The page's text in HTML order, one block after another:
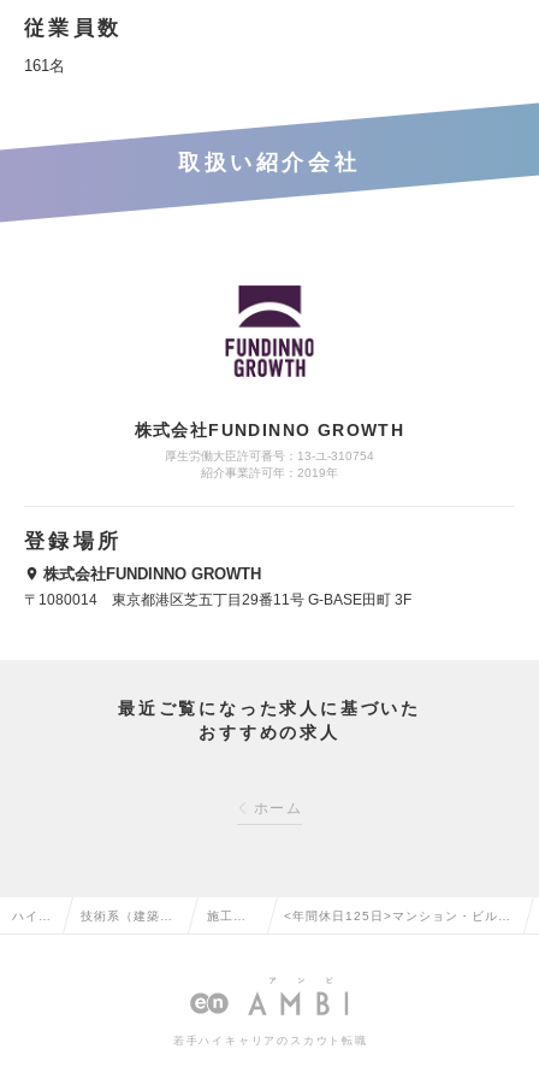
従業員数
161名
取扱い紹介会社
株式会社FUNDINNO GROWTH
厚生労働大臣許可番号：13-ユ-310754
紹介事業許可年：2019年
登録場所
株式会社FUNDINNO GROWTH
〒1080014 東京都港区芝五丁目29番11号 G-BASE田町 3F
最近ご覧になった求人に基づいた
おすすめの求人
ホーム
ハイク 技術系（建築・ 施工管
築）の
<年間休日125日>マンション・ビル修
／大手不動産グループの求人情報
若手ハイキャリアのスカウト転職